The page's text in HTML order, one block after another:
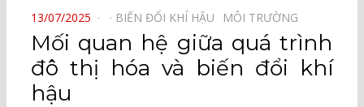
POSTED
ON
13/07/2025 BIẾN ĐỔI KHÍ HẬU⠀ MÔI TRƯỜNG⠀
Mối quan hệ giữa quá trình
đô thị hóa và biến đổi khí
hậu